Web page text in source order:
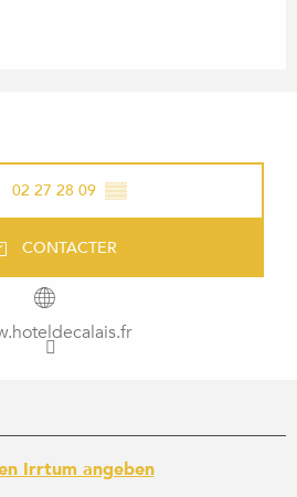
02 27 28 09 ▒▒
CONTACTER
Irrtum angeben